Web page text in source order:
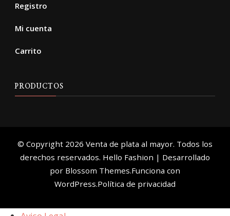
Registro
Mi cuenta
Carrito
PRODUCTOS
© Copyright 2026 Venta de plata al mayor. Todos los
derechos reservados. Hello Fashion | Desarrollado
por Blossom Themes.Funciona con
WordPress.Política de privacidad